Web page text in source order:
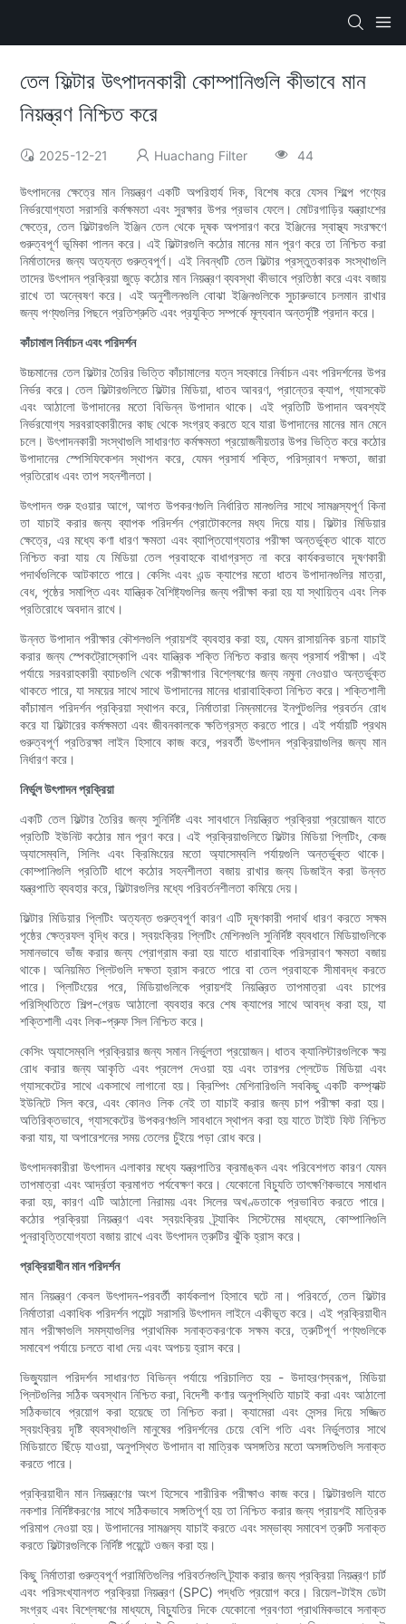
তেল ফিল্টার উৎপাদনকারী কোম্পানিগুলি কীভাবে মান
নিয়ন্ত্রণ নিশ্চিত করে
2025-12-21 Huachang Filter 44
উৎপাদনের ক্ষেত্রে মান নিয়ন্ত্রণ একটি অপরিহার্য দিক, বিশেষ করে যেসব শিল্পে পণ্যের
নির্ভরযোগ্যতা সরাসরি কর্মক্ষমতা এবং সুরক্ষার উপর প্রভাব ফেলে। মোটরগাড়ির যন্ত্রাংশের
ক্ষেত্রে, তেল ফিল্টারগুলি ইঞ্জিন তেল থেকে দূষক অপসারণ করে ইঞ্জিনের স্বাস্থ্য সংরক্ষণে
গুরুত্বপূর্ণ ভূমিকা পালন করে। এই ফিল্টারগুলি কঠোর মানের মান পূরণ করে তা নিশ্চিত করা
নির্মাতাদের জন্য অত্যন্ত গুরুত্বপূর্ণ। এই নিবন্ধটি তেল ফিল্টার প্রস্তুতকারক সংস্থাগুলি
তাদের উৎপাদন প্রক্রিয়া জুড়ে কঠোর মান নিয়ন্ত্রণ ব্যবস্থা কীভাবে প্রতিষ্ঠা করে এবং বজায়
রাখে তা অন্বেষণ করে। এই অনুশীলনগুলি বোঝা ইঞ্জিনগুলিকে সুচারুভাবে চলমান রাখার
জন্য পণ্যগুলির পিছনে প্রতিশ্রুতি এবং প্রযুক্তি সম্পর্কে মূল্যবান অন্তর্দৃষ্টি প্রদান করে।
কাঁচামাল নির্বাচন এবং পরিদর্শন
উচ্চমানের তেল ফিল্টার তৈরির ভিত্তি কাঁচামালের যত্ন সহকারে নির্বাচন এবং পরিদর্শনের উপর
নির্ভর করে। তেল ফিল্টারগুলিতে ফিল্টার মিডিয়া, ধাতব আবরণ, প্রান্তের ক্যাপ, গ্যাসকেট
এবং আঠালো উপাদানের মতো বিভিন্ন উপাদান থাকে। এই প্রতিটি উপাদান অবশ্যই
নির্ভরযোগ্য সরবরাহকারীদের কাছ থেকে সংগ্রহ করতে হবে যারা উপাদানের মানের মান মেনে
চলে। উৎপাদনকারী সংস্থাগুলি সাধারণত কর্মক্ষমতা প্রয়োজনীয়তার উপর ভিত্তি করে কঠোর
উপাদানের স্পেসিফিকেশন স্থাপন করে, যেমন প্রসার্য শক্তি, পরিস্রাবণ দক্ষতা, জারা
প্রতিরোধ এবং তাপ সহনশীলতা।
উৎপাদন শুরু হওয়ার আগে, আগত উপকরণগুলি নির্ধারিত মানগুলির সাথে সামঞ্জস্যপূর্ণ কিনা
তা যাচাই করার জন্য ব্যাপক পরিদর্শন প্রোটোকলের মধ্য দিয়ে যায়। ফিল্টার মিডিয়ার
ক্ষেত্রে, এর মধ্যে কণা ধারণ ক্ষমতা এবং ব্যাপ্তিযোগ্যতার পরীক্ষা অন্তর্ভুক্ত থাকে যাতে
নিশ্চিত করা যায় যে মিডিয়া তেল প্রবাহকে বাধাগ্রস্ত না করে কার্যকরভাবে দূষণকারী
পদার্থগুলিকে আটকাতে পারে। কেসিং এবং এন্ড ক্যাপের মতো ধাতব উপাদানগুলির মাত্রা,
বেধ, পৃষ্ঠের সমাপ্তি এবং যান্ত্রিক বৈশিষ্ট্যগুলির জন্য পরীক্ষা করা হয় যা স্থায়িত্ব এবং লিক
প্রতিরোধে অবদান রাখে।
উন্নত উপাদান পরীক্ষার কৌশলগুলি প্রায়শই ব্যবহার করা হয়, যেমন রাসায়নিক রচনা যাচাই
করার জন্য স্পেকট্রোস্কোপি এবং যান্ত্রিক শক্তি নিশ্চিত করার জন্য প্রসার্য পরীক্ষা। এই
পর্যায়ে সরবরাহকারী ব্যাচগুলি থেকে পরীক্ষাগার বিশ্লেষণের জন্য নমুনা নেওয়াও অন্তর্ভুক্ত
থাকতে পারে, যা সময়ের সাথে সাথে উপাদানের মানের ধারাবাহিকতা নিশ্চিত করে। শক্তিশালী
কাঁচামাল পরিদর্শন প্রক্রিয়া স্থাপন করে, নির্মাতারা নিম্নমানের ইনপুটগুলির প্রবর্তন রোধ
করে যা ফিল্টারের কর্মক্ষমতা এবং জীবনকালকে ক্ষতিগ্রস্ত করতে পারে। এই পর্যায়টি প্রথম
গুরুত্বপূর্ণ প্রতিরক্ষা লাইন হিসাবে কাজ করে, পরবর্তী উৎপাদন প্রক্রিয়াগুলির জন্য মান
নির্ধারণ করে।
নির্ভুল উৎপাদন প্রক্রিয়া
একটি তেল ফিল্টার তৈরির জন্য সুনির্দিষ্ট এবং সাবধানে নিয়ন্ত্রিত প্রক্রিয়া প্রয়োজন যাতে
প্রতিটি ইউনিট কঠোর মান পূরণ করে। এই প্রক্রিয়াগুলিতে ফিল্টার মিডিয়া প্লিটিং, কেজ
অ্যাসেম্বলি, সিলিং এবং ক্রিমিংয়ের মতো অ্যাসেম্বলি পর্যায়গুলি অন্তর্ভুক্ত থাকে।
কোম্পানিগুলি প্রতিটি ধাপে কঠোর সহনশীলতা বজায় রাখার জন্য ডিজাইন করা উন্নত
যন্ত্রপাতি ব্যবহার করে, ফিল্টারগুলির মধ্যে পরিবর্তনশীলতা কমিয়ে দেয়।
ফিল্টার মিডিয়ার প্লিটিং অত্যন্ত গুরুত্বপূর্ণ কারণ এটি দূষণকারী পদার্থ ধারণ করতে সক্ষম
পৃষ্ঠের ক্ষেত্রফল বৃদ্ধি করে। স্বয়ংক্রিয় প্লিটিং মেশিনগুলি সুনির্দিষ্ট ব্যবধানে মিডিয়াগুলিকে
সমানভাবে ভাঁজ করার জন্য প্রোগ্রাম করা হয় যাতে ধারাবাহিক পরিস্রাবণ ক্ষমতা বজায়
থাকে। অনিয়মিত প্লিটগুলি দক্ষতা হ্রাস করতে পারে বা তেল প্রবাহকে সীমাবদ্ধ করতে
পারে। প্লিটিংয়ের পরে, মিডিয়াগুলিকে প্রায়শই নিয়ন্ত্রিত তাপমাত্রা এবং চাপের
পরিস্থিতিতে শিল্প-গ্রেড আঠালো ব্যবহার করে শেষ ক্যাপের সাথে আবদ্ধ করা হয়, যা
শক্তিশালী এবং লিক-প্রুফ সিল নিশ্চিত করে।
কেসিং অ্যাসেম্বলি প্রক্রিয়ার জন্য সমান নির্ভুলতা প্রয়োজন। ধাতব ক্যানিস্টারগুলিকে ক্ষয়
রোধ করার জন্য আকৃতি এবং প্রলেপ দেওয়া হয় এবং তারপর প্লেটেড মিডিয়া এবং
গ্যাসকেটের সাথে একসাথে লাগানো হয়। ক্রিম্পিং মেশিনারিগুলি সবকিছু একটি কম্প্যাক্ট
ইউনিটে সিল করে, এবং কোনও লিক নেই তা যাচাই করার জন্য চাপ পরীক্ষা করা হয়।
অতিরিক্তভাবে, গ্যাসকেটের উপকরণগুলি সাবধানে স্থাপন করা হয় যাতে টাইট ফিট নিশ্চিত
করা যায়, যা অপারেশনের সময় তেলের চুঁইয়ে পড়া রোধ করে।
উৎপাদনকারীরা উৎপাদন এলাকার মধ্যে যন্ত্রপাতির ক্রমাঙ্কন এবং পরিবেশগত কারণ যেমন
তাপমাত্রা এবং আর্দ্রতা ক্রমাগত পর্যবেক্ষণ করে। যেকোনো বিচ্যুতি তাৎক্ষণিকভাবে সমাধান
করা হয়, কারণ এটি আঠালো নিরাময় এবং সিলের অখণ্ডতাকে প্রভাবিত করতে পারে।
কঠোর প্রক্রিয়া নিয়ন্ত্রণ এবং স্বয়ংক্রিয় ট্র্যাকিং সিস্টেমের মাধ্যমে, কোম্পানিগুলি
পুনরাবৃত্তিযোগ্যতা বজায় রাখে এবং উৎপাদন ত্রুটির ঝুঁকি হ্রাস করে।
প্রক্রিয়াধীন মান পরিদর্শন
মান নিয়ন্ত্রণ কেবল উৎপাদন-পরবর্তী কার্যকলাপ হিসাবে ঘটে না। পরিবর্তে, তেল ফিল্টার
নির্মাতারা একাধিক পরিদর্শন পয়েন্ট সরাসরি উৎপাদন লাইনে একীভূত করে। এই প্রক্রিয়াধীন
মান পরীক্ষাগুলি সমস্যাগুলির প্রাথমিক সনাক্তকরণকে সক্ষম করে, ত্রুটিপূর্ণ পণ্যগুলিকে
সমাবেশ পর্যায়ে চলতে বাধা দেয় এবং অপচয় হ্রাস করে।
ভিজ্যুয়াল পরিদর্শন সাধারণত বিভিন্ন পর্যায়ে পরিচালিত হয় - উদাহরণস্বরূপ, মিডিয়া
প্লিটগুলির সঠিক অবস্থান নিশ্চিত করা, বিদেশী কণার অনুপস্থিতি যাচাই করা এবং আঠালো
সঠিকভাবে প্রয়োগ করা হয়েছে তা নিশ্চিত করা। ক্যামেরা এবং সেন্সর দিয়ে সজ্জিত
স্বয়ংক্রিয় দৃষ্টি ব্যবস্থাগুলি মানুষের পরিদর্শনের চেয়ে বেশি গতি এবং নির্ভুলতার সাথে
মিডিয়াতে ছিঁড়ে যাওয়া, অনুপস্থিত উপাদান বা মাত্রিক অসঙ্গতির মতো অসঙ্গতিগুলি সনাক্ত
করতে পারে।
প্রক্রিয়াধীন মান নিয়ন্ত্রণের অংশ হিসেবে শারীরিক পরীক্ষাও কাজ করে। ফিল্টারগুলি যাতে
নকশার নির্দিষ্টকরণের সাথে সঠিকভাবে সঙ্গতিপূর্ণ হয় তা নিশ্চিত করার জন্য প্রায়শই মাত্রিক
পরিমাপ নেওয়া হয়। উপাদানের সামঞ্জস্য যাচাই করতে এবং সম্ভাব্য সমাবেশ ত্রুটি সনাক্ত
করতে ফিল্টারগুলিকে নির্দিষ্ট পয়েন্টে ওজন করা হয়।
কিছু নির্মাতারা গুরুত্বপূর্ণ পরামিতিগুলির পরিবর্তনগুলি ট্র্যাক করার জন্য প্রক্রিয়া নিয়ন্ত্রণ চার্ট
এবং পরিসংখ্যানগত প্রক্রিয়া নিয়ন্ত্রণ (SPC) পদ্ধতি প্রয়োগ করে। রিয়েল-টাইম ডেটা
সংগ্রহ এবং বিশ্লেষণের মাধ্যমে, বিচ্যুতির দিকে যেকোনো প্রবণতা প্রাথমিকভাবে সনাক্ত